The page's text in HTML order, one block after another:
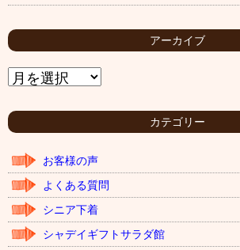
アーカイブ
ア
ー
イ
カテゴリー
お客様の声
よくある質問
シニア下着
シャデイギフトサラダ館